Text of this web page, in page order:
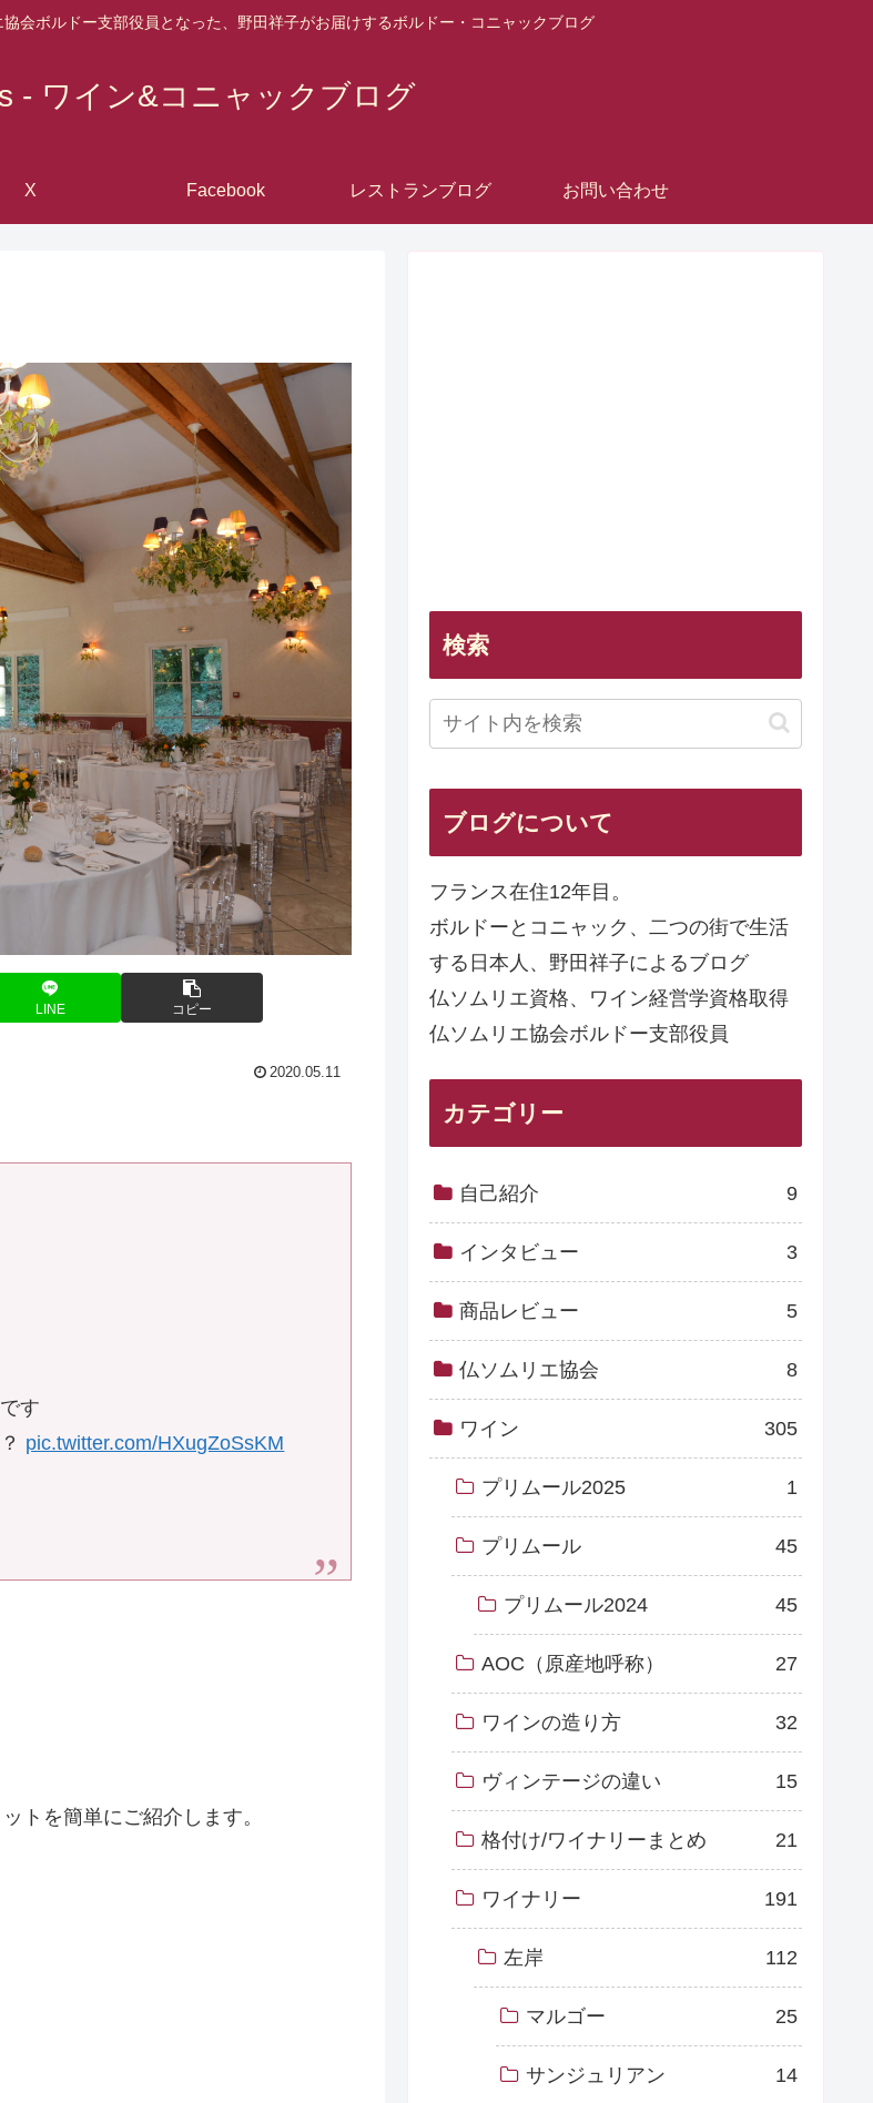
会ボルドー支部役員となった、野田祥子がお届けするボルドー・コニャックブログ
- ワイン&コニャックブログ
X Facebook レストランブログ お問い合わせ
LINE コピー
2020.05.11
す
pic.twitter.com/HXugZoSsKM
トを簡単にご紹介します。
検索
ブログについて
フランス在住12年目。
ボルドーとコニャック、二つの街で生活
する日本人、野田祥子によるブログ
仏ソムリエ資格、ワイン経営学資格取得
仏ソムリエ協会ボルドー支部役員
カテゴリー
自己紹介 9
インタビュー 3
商品レビュー 5
仏ソムリエ協会 8
ワイン 305
プリムール2025 1
プリムール 45
プリムール2024 45
AOC（原産地呼称） 27
ワインの造り方 32
ヴィンテージの違い 15
格付け/ワイナリーまとめ 21
ワイナリー 191
左岸 112
マルゴー 25
サンジュリアン 14